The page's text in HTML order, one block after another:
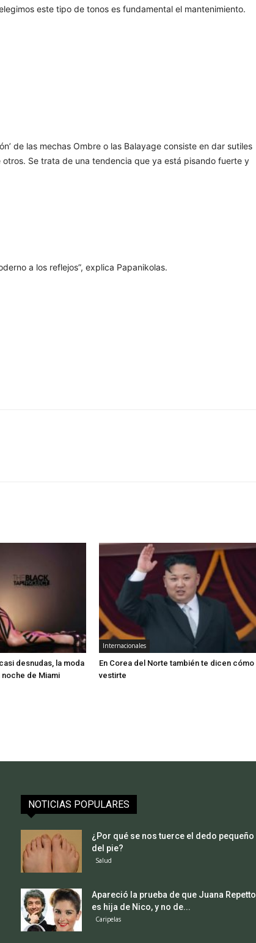
este tipo de tonos es fundamental el mantenimiento.
de las mechas Ombre o las Balayage consiste en dar sutiles
Se trata de una tendencia que ya está pisando fuerte y
a los reflejos”, explica Papanikolas.
desnudas, la moda
de Miami
Internacionales
En Corea del Norte también te dicen cómo
vestirte
NOTICIAS POPULARES
¿Por qué se nos tuerce el dedo pequeño
del pie?
Salud
Apareció la prueba de que Juana Repetto
es hija de Nico, y no de...
Caripelas